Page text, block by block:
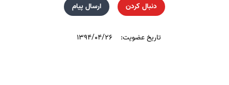
دنبال کردن ارسال پیام
تاریخ عضویت: ۱۳۹۴/۰۴/۲۶